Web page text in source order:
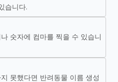
습니다.
숫자에 컴마를 찍을 수 있습니
못했다면 반려동물 이름 생성